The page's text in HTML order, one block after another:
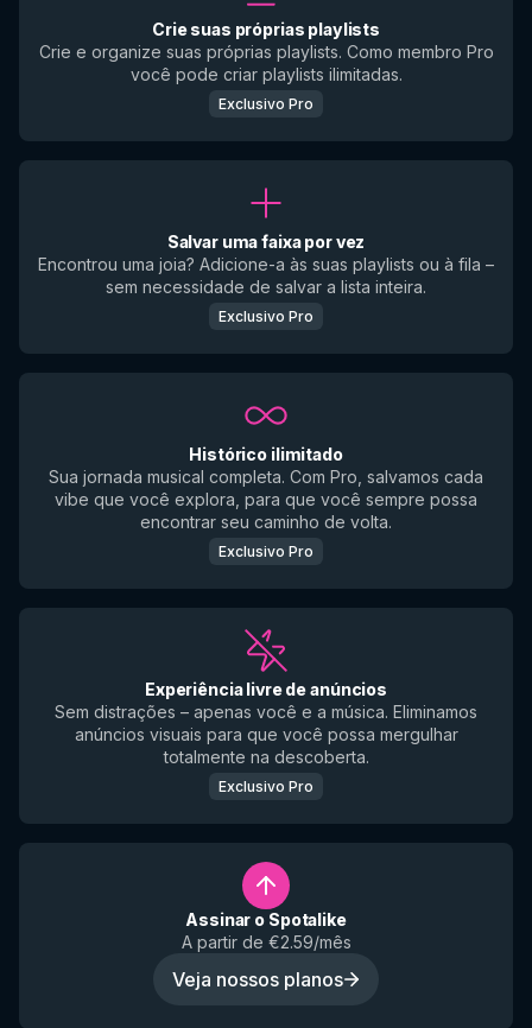
Crie suas próprias playlists
Crie e organize suas próprias playlists. Como membro Pro
você pode criar playlists ilimitadas.
Exclusivo Pro
Salvar uma faixa por vez
Encontrou uma joia? Adicione-a às suas playlists ou à fila –
sem necessidade de salvar a lista inteira.
Exclusivo Pro
Histórico ilimitado
Sua jornada musical completa. Com Pro, salvamos cada
vibe que você explora, para que você sempre possa
encontrar seu caminho de volta.
Exclusivo Pro
Experiência livre de anúncios
Sem distrações – apenas você e a música. Eliminamos
anúncios visuais para que você possa mergulhar
totalmente na descoberta.
Exclusivo Pro
Assinar o Spotalike
A partir de €2.59/mês
Veja nossos planos